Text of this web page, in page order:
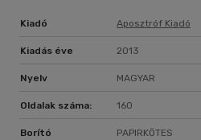
Kiadó Aposztróf Kiadó
Kiadás éve 2013
Nyelv MAGYAR
Oldalak száma: 160
Borító PAPIRKÖTES